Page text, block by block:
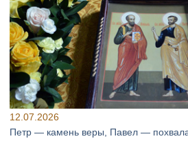
12.07.2026
Петр — камень веры, Павел —